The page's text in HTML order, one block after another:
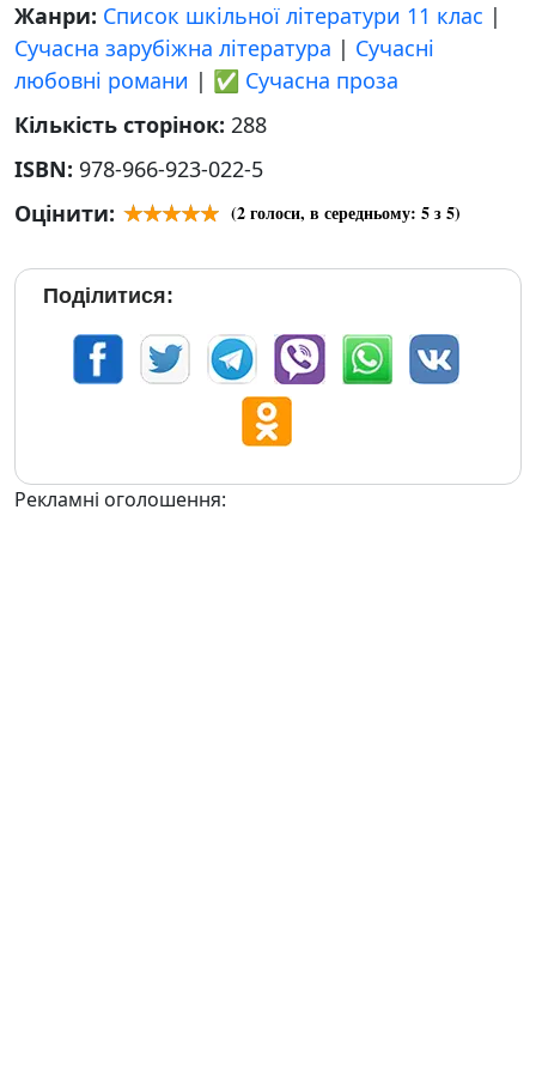
Жанри: Список шкільної літератури 11 клас |
Сучасна зарубіжна література | Сучасні
любовні романи | ✅ Сучасна проза
Кількість сторінок: 288
ISBN: 978-966-923-022-5
Оцінити:
(2голоси, в середньому: 5з 5)
Поділитися:
Рекламні оголошення: